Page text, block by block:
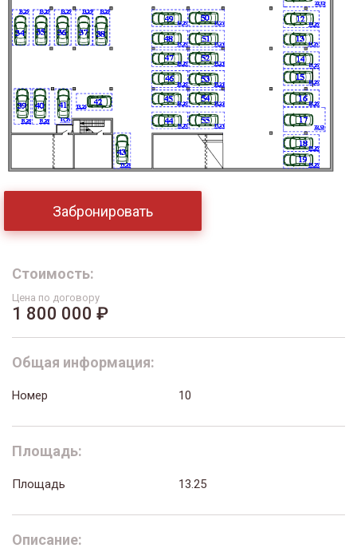
Забронировать
Стоимость:
Цена по договору
1 800 000 ₽
Общая информация:
Номер 10
Площадь:
Площадь 13.25
Описание: